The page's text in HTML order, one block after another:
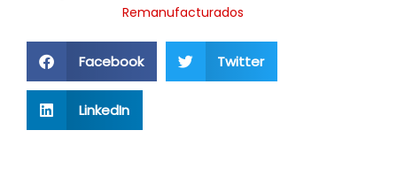
Remanufacturados
Facebook Twitter
LinkedIn